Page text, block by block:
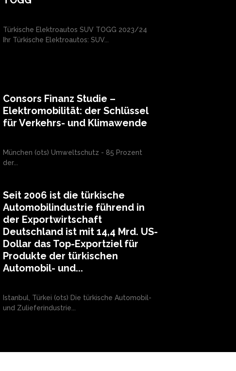
Türkische Elektroautos SUV TOGG 2023/24
Ihr Türkische Elektroautos: SUV...
Consors Finanz Studie –
Elektromobilität: der Schlüssel
für Verkehrs- und Klimawende
München (ots) Umweltschutz - 85 Prozent
der...
Seit 2006 ist die türkische
Automobilindustrie führend in
der Exportwirtschaft
Deutschland ist mit 14,4 Mrd. US-
Dollar das Top-Exportziel für
Produkte der türkischen
Automobil- und...
Istanbul, Türkei (ots) Die türkische Automobil-
und Zulieferindustrie...